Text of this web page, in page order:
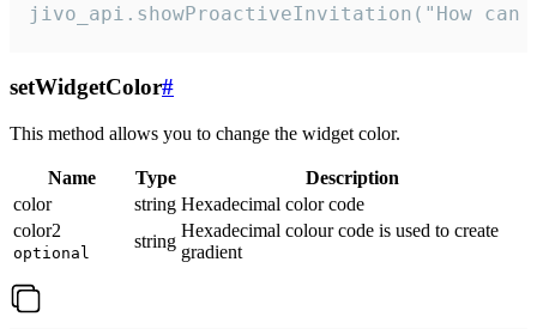
jivo_api.showProactiveInvitation("How
setWidgetColor#
This method allows you to change the widget color.
Name Type
Description
color
string Hexadecimal color code
color2
optional
string
Hexadecimal colour code is used to create
gradient